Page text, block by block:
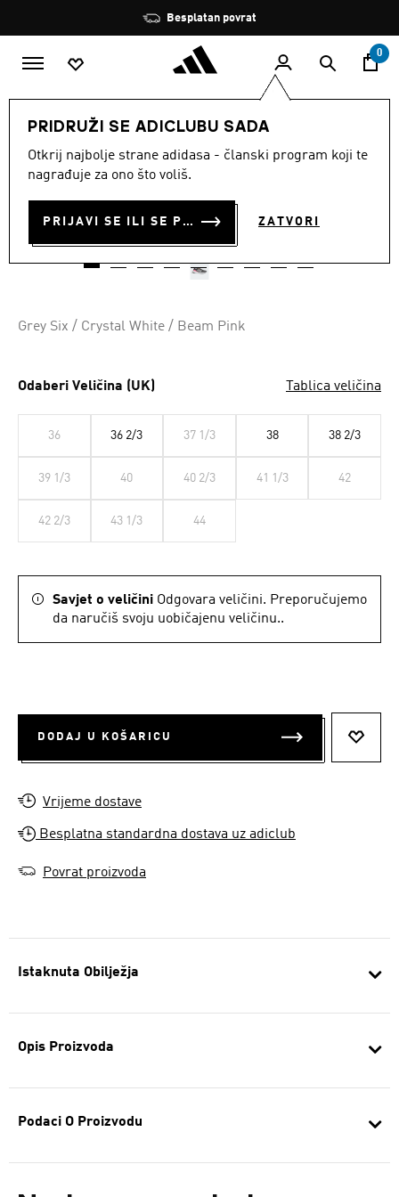
Zaustavi
rotaciju
Besplatan povrat
0
PRIDRUŽI SE ADICLUBU SADA
Otkrij najbolje strane adidasa - članski program koji te
nagrađuje za ono što voliš.
PRIJAVI SE ILI SE PRIDRUŽI SADA ZATVORI
Istaknuta Obilježja
Opis Proizvoda
Podaci O Proizvodu
Obuća
TENISICE RUNFALCON 3.0
€ 39.00
30.00 Posljednja najniža cijena
Originalna cijena
Cijena umanjena od
€ 60.00za
Grey Six / Crystal White / Beam Pink
Odaberi Veličina (UK) Tablica veličina
36 36 2/3 37 1/3 38 38 2/3
39 1/3 40 40 2/3 41 1/3 42
42 2/3 43 1/3 44
Savjet o veličini Odgovara veličini. Preporučujemo
da naručiš svoju uobičajenu veličinu..
DODAJ U KOŠARICU
Vrijeme dostave
Besplatna standardna dostava uz adiclub
Povrat proizvoda